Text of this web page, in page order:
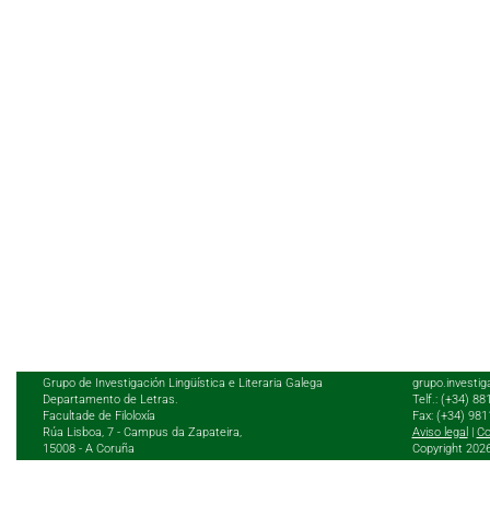
Grupo de Investigación Lingüística e Literaria Galega
Departamento de Letras.
Facultade de Filoloxía
Rúa Lisboa, 7 - Campus da Zapateira,
15008 - A Coruña
Telf.: (+34)
Fax: (+34)
Aviso legal
Copyright